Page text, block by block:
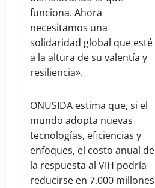
funciona. Ahora
necesitamos una
solidaridad global que esté
a la altura de su valentía y
resiliencia».
ONUSIDA estima que, si el
mundo adopta nuevas
tecnologías, eficiencias y
enfoques, el costo anual de
la respuesta al VIH podría
reducirse en 7.000 millones